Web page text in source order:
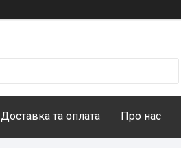
Доставка та оплата Про нас